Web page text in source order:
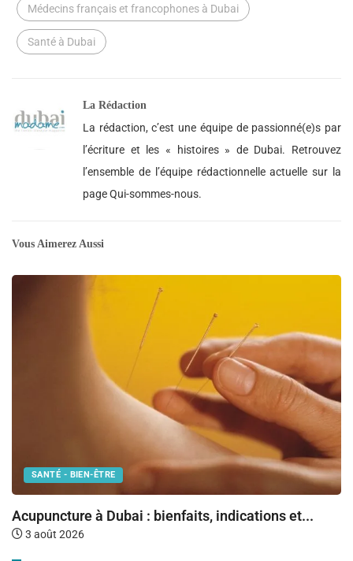
Médecins français et francophones à Dubai
Santé à Dubai
La Rédaction
La rédaction, c’est une équipe de passionné(e)s par
l’écriture et les « histoires » de Dubai. Retrouvez
l’ensemble de l’équipe rédactionnelle actuelle sur la
page Qui-sommes-nous.
Vous Aimerez Aussi
SANTÉ - BIEN-ÊTRE
Acupuncture à Dubai : bienfaits, indications et...
3 août 2026